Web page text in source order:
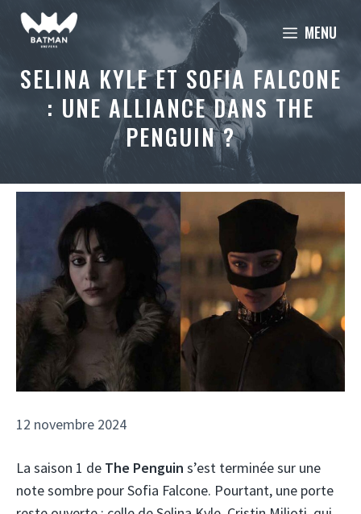
Aller
MENU
SELINA KYLE ET SOFIA FALCONE
: UNE ALLIANCE DANS THE
PENGUIN ?
12 novembre 2024
La saison 1 de The Penguin s’est terminée sur une
note sombre pour Sofia Falcone. Pourtant, une porte